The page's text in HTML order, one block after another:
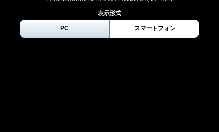
表示形式
PC スマートフォン